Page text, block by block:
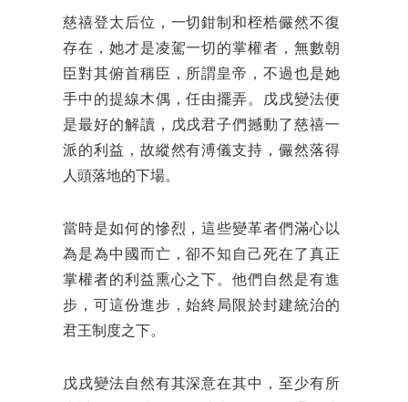
慈禧登太后位，一切鉗制和桎梏儼然不復
存在，她才是凌駕一切的掌權者，無數朝
臣對其俯首稱臣，所謂皇帝，不過也是她
手中的提線木偶，任由擺弄。戊戌變法便
是最好的解讀，戊戌君子們撼動了慈禧一
派的利益，故縱然有溥儀支持，儼然落得
人頭落地的下場。
當時是如何的慘烈，這些變革者們滿心以
為是為中國而亡，卻不知自己死在了真正
掌權者的利益熏心之下。他們自然是有進
步，可這份進步，始終局限於封建統治的
君王制度之下。
戊戌變法自然有其深意在其中，至少有所